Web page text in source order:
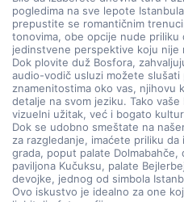
pogledima na sve lepote
prepustite se romantičnim
tonovima, obe opcije nude
jedinstvene perspektive koju nije
Dok plovite duž Bosfora,
audio-vodič usluzi možete slušati
znamenitostima oko vas, njihovu
detalje na svom jeziku. Tako
vizuelni užitak, već i bogato
Dok se udobno smeštate na
za razgledanje, imaćete priliku
grada, poput palate Dolmabahče,
paviljona Kučuksu, palate
devojke, jednog od simbola
Ovo iskustvo je idealno za one